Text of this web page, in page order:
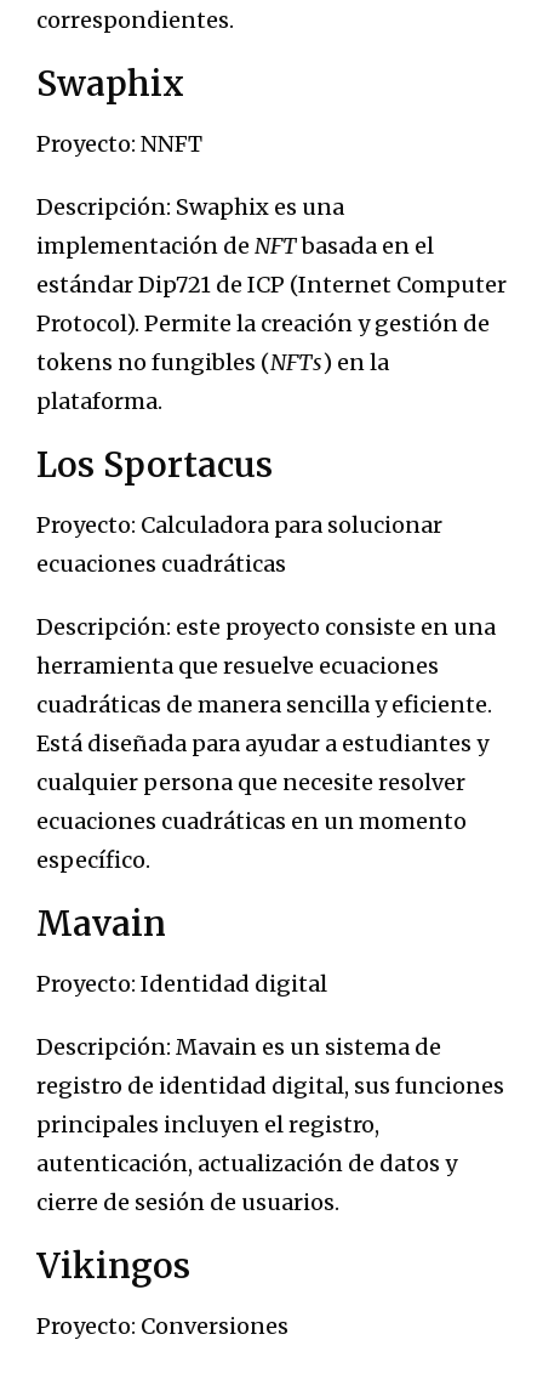
correspondientes.
Swaphix
Proyecto: NNFT
Descripción: Swaphix es una
implementación de NFTbasada en el
estándar Dip721 de ICP (Internet Computer
Protocol). Permite la creación y gestión de
tokens no fungibles (NFTs) en la
plataforma.
Los Sportacus
Proyecto: Calculadora para solucionar
ecuaciones cuadráticas
Descripción: este proyecto consiste en una
herramienta que resuelve ecuaciones
cuadráticas de manera sencilla y eficiente.
Está diseñada para ayudar a estudiantes y
cualquier persona que necesite resolver
ecuaciones cuadráticas en un momento
específico.
Mavain
Proyecto: Identidad digital
Descripción: Mavain es un sistema de
registro de identidad digital, sus funciones
principales incluyen el registro,
autenticación, actualización de datos y
cierre de sesión de usuarios.
Vikingos
Proyecto: Conversiones